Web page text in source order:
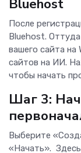
Bluehost
После
Bluehost.
вашего сайта
сайтов на ИИ.
чтобы начать
Шаг 3:
Выберите
«Начать».